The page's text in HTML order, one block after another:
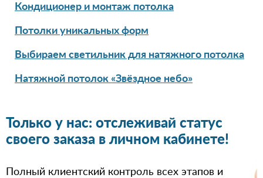
Кондиционер и монтаж потолка
Потолки уникальных форм
Выбираем светильник для натяжного потолка
Натяжной потолок «Звёздное небо»
Только у нас: отслеживай статус
своего заказа в личном кабинете!
Полный клиентский контроль всех этапов и